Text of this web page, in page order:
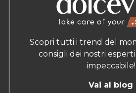
Scopri tutti i trend del
consigli dei nostri
impeccabile!
Vai al blog